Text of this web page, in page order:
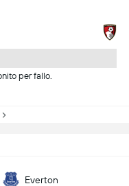
per fallo.
Everton